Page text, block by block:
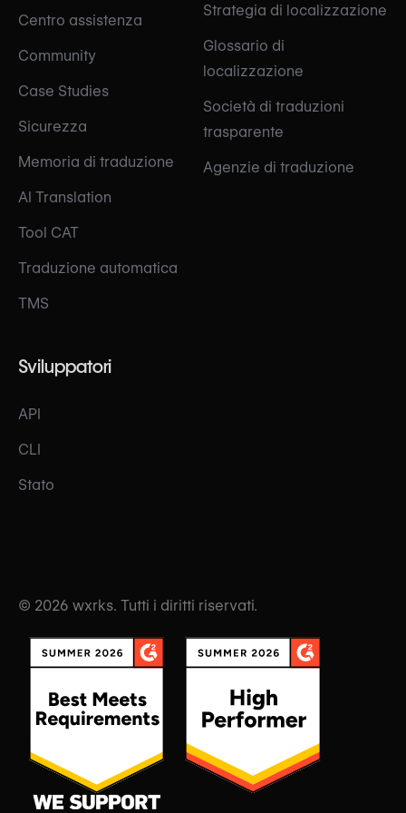
Centro assistenza
Community
Case Studies
Sicurezza
Memoria di traduzione
AI Translation
Tool CAT
Traduzione automatica
TMS
Strategia di localizzazione
Glossario di
localizzazione
Società di traduzioni
trasparente
Agenzie di traduzione
Sviluppatori
API
CLI
Stato
© 2026 wxrks. Tutti i diritti riservati.